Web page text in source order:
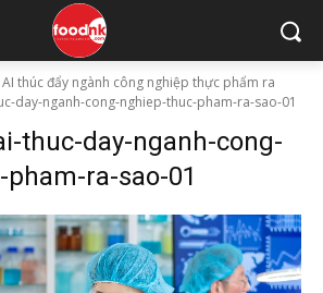
thúc đẩy ngành công nghiệp thực phẩm ra
day-nganh-cong-nghiep-thuc-pham-ra-sao-01
thuc-day-nganh-cong-
ra-sao-01